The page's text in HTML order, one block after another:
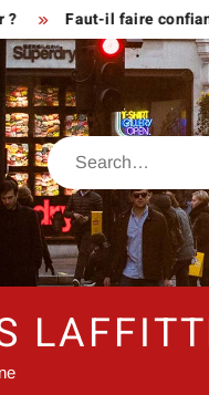
Faut-il faire
Search